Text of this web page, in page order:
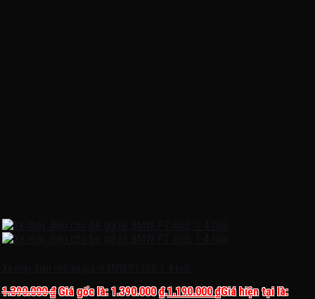
1.390.000₫ Giá gốc là: 1.390.000 ₫.1.190.000₫Giá hiện tại là: